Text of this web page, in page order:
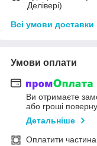
Делівері)
Всі умови доставки
Умови оплати
Ви отримаєте
або гроші
Детальніше
Оплатити